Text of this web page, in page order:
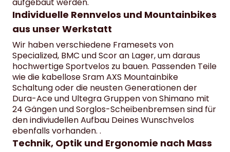
Individuelle Rennvelos und Mountainbikes
aus unser Werkstatt
Wir haben verschiedene Framesets von
Specialized, BMC und Scor an Lager, um daraus
hochwertige Sportvelos zu bauen. Passenden Teile
wie die kabellose Sram AXS Mountainbike
Schaltung oder die neusten Generationen der
Dura-Ace und Ultegra Gruppen von Shimano mit
24 Gängen und Sorglos-Scheibenbremsen sind für
den indiviudellen Aufbau Deines Wunschvelos
ebenfalls vorhanden. .
Technik, Optik und Ergonomie nach Mass